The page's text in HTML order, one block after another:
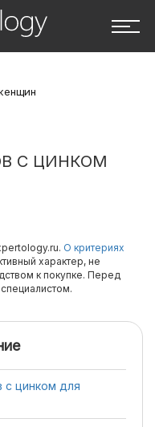
С ЦИНКОМ
О критериях
характер, не
к покупке. Перед
с цинком для